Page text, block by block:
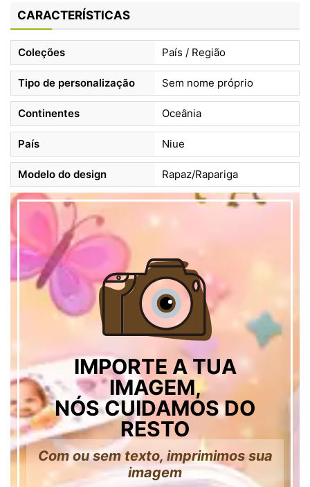
CARACTERÍSTICAS
Coleções País / Região
Tipo de personalização Sem nome próprio
Continentes Oceânia
País Niue
Modelo do design Rapaz/Rapariga
IMPORTE A TUA
IMAGEM,
NÓS CUIDAMOS DO
RESTO
Com ou sem texto, imprimimos sua
imagem